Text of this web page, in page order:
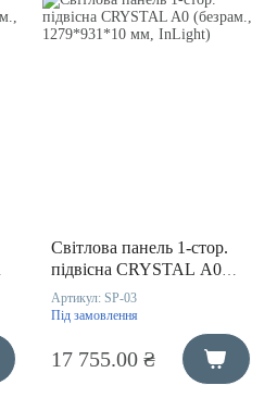
Світлова панель 1-стор.
підвісна CRYSTAL A0
(безрам., 1279*931*10 мм,
InLight)
Артикул: SP-03
Під замовлення
17 755.00 ₴